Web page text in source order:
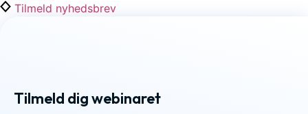
Tilmeld nyhedsbrev
Tilmeld dig webinaret